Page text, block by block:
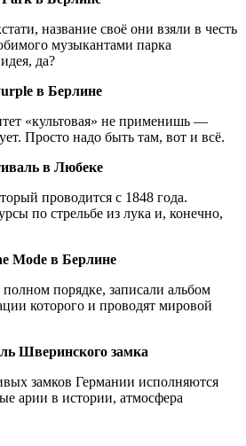
название своё они взяли в честь
музыкантами парка
да?
в Берлине
«культовая» не применишь —
Просто надо быть там, вот и всё.
в Любеке
проводится с 1848 года.
по стрельбе из лука и, конечно,
Mode в Берлине
порядке, записали альбом
которого и проводят мировой
Шверинского замка
замков Германии исполняются
арии в истории, атмосфера